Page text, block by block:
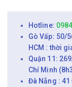
Hotline:
Gò Vấp: 50/
HCM : thời
Quận 11:
Chí Minh
Đà Nẵng : 41